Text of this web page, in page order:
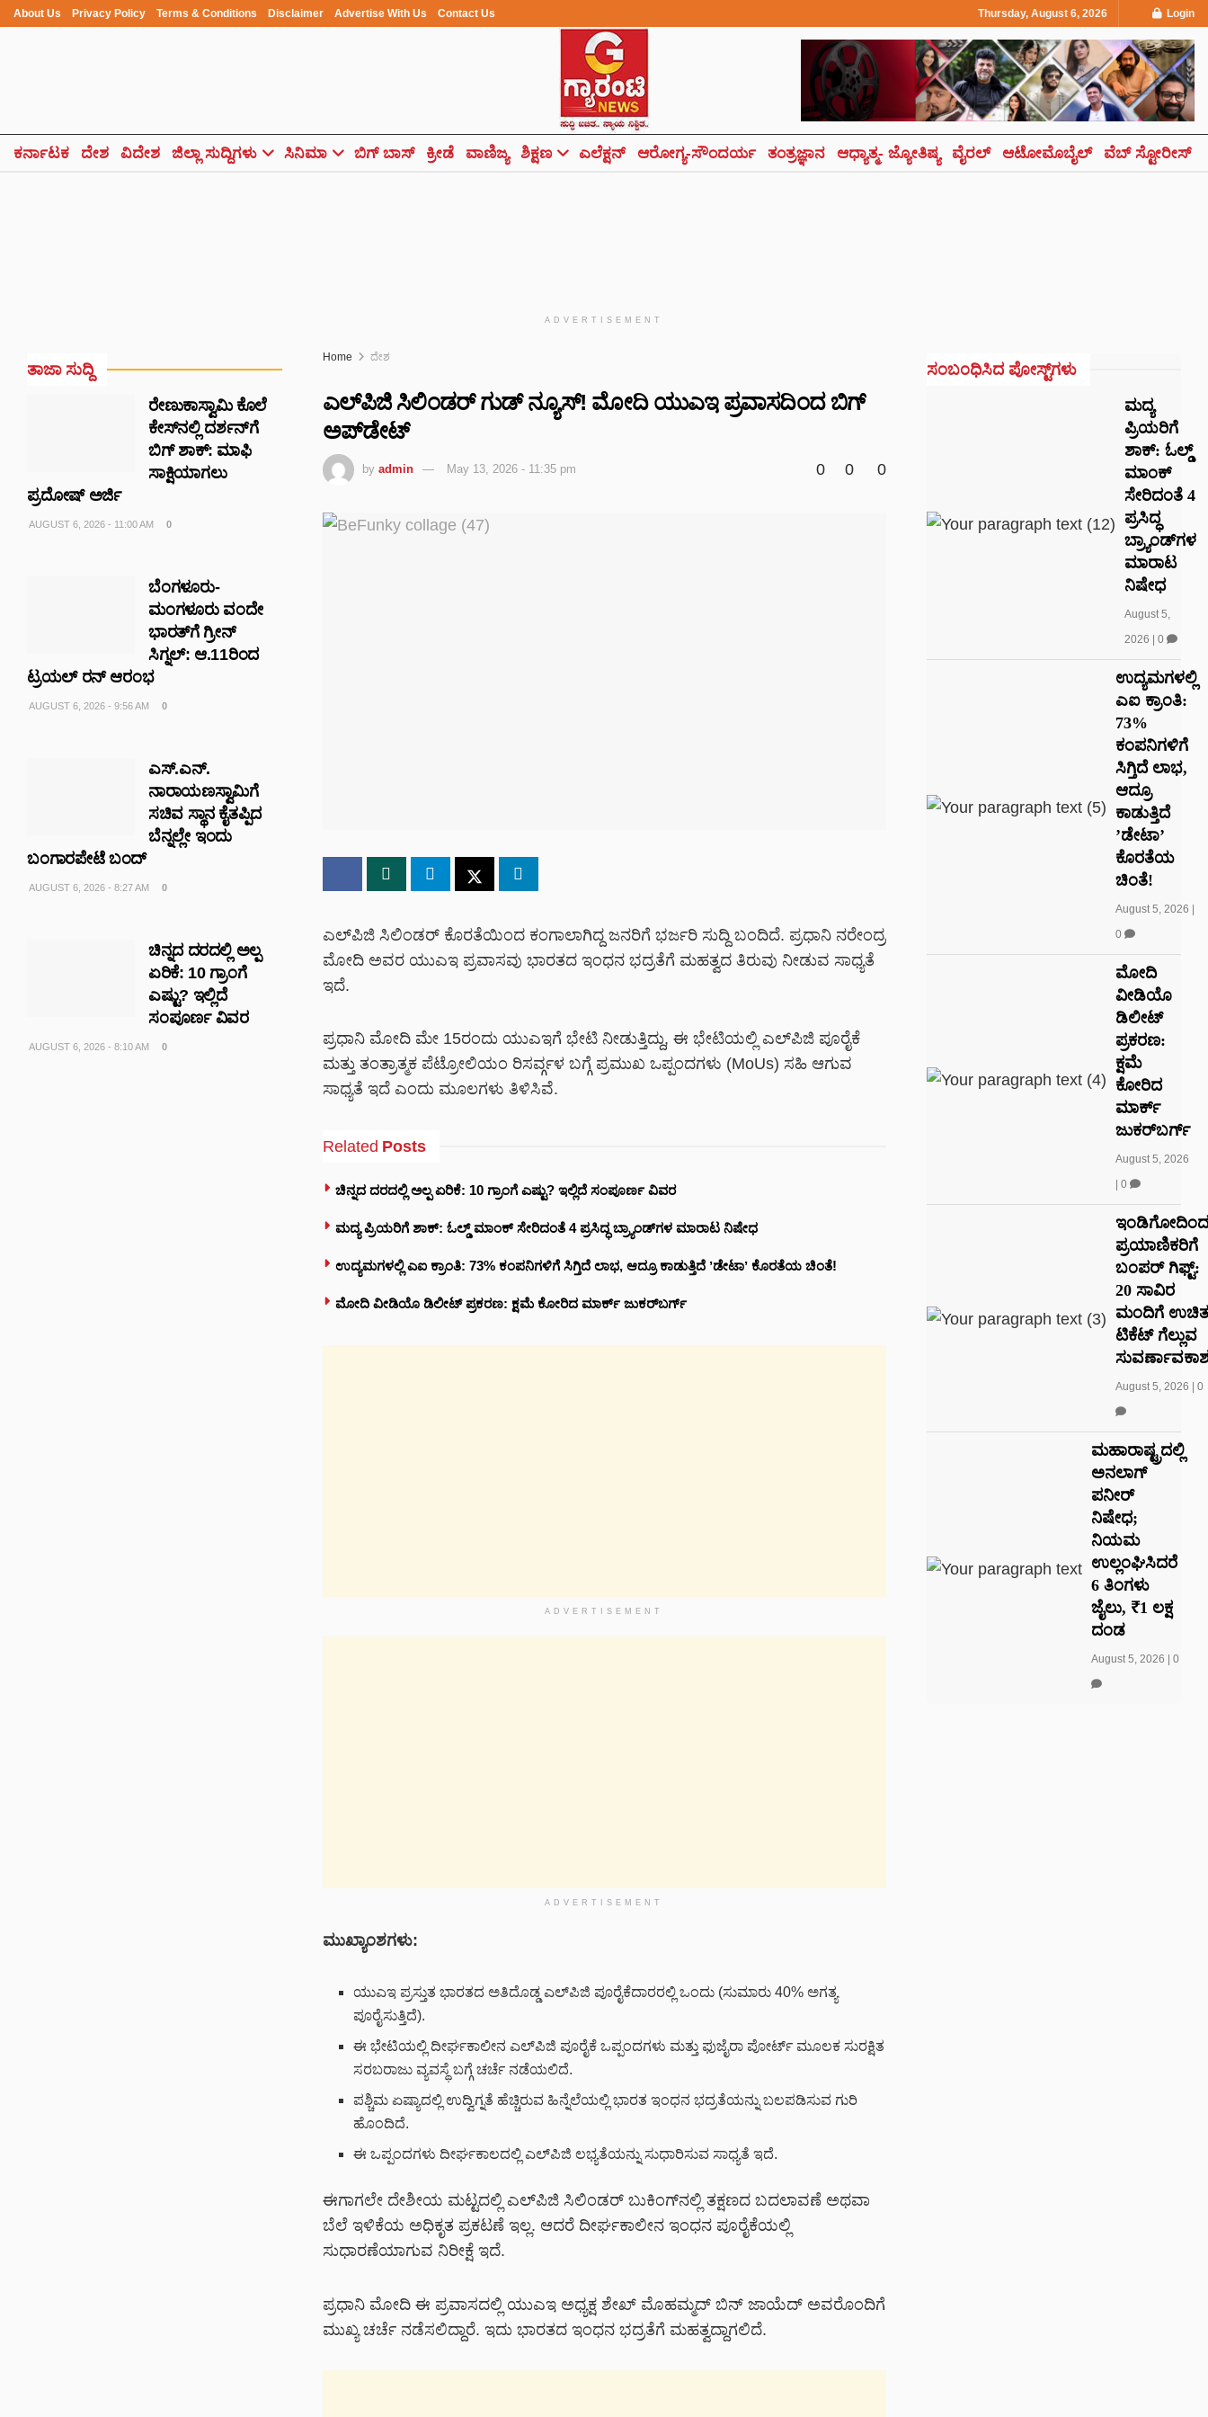
About Us Privacy Policy Terms & Conditions Disclaimer Advertise With Us Contact Us Thursday, August 6, 2026 Login
ಕರ್ನಾಟಕ ದೇಶ ವಿದೇಶ ಜಿಲ್ಲಾ ಸುದ್ದಿಗಳು ಸಿನಿಮಾ ಬಿಗ್ ಬಾಸ್ ಕ್ರೀಡೆ ವಾಣಿಜ್ಯ ಶಿಕ್ಷಣ ಎಲೆಕ್ಷನ್ ಆರೋಗ್ಯ-ಸೌಂದರ್ಯ ತಂತ್ರಜ್ಞಾನ ಆಧ್ಯಾತ್ಮ- ಜ್ಯೋತಿಷ್ಯ ವೈರಲ್ ಆಟೋಮೊಬೈಲ್ ವೆಬ್ ಸ್ಟೋರೀಸ್
ADVERTISEMENT
Home ದೇಶ
ಎಲ್‌ಪಿಜಿ ಸಿಲಿಂಡರ್‌ ಗುಡ್ ನ್ಯೂಸ್! ಮೋದಿ ಯುಎಇ ಪ್ರವಾಸದಿಂದ ಬಿಗ್
ಅಪ್‌ಡೇಟ್
by admin May 13, 2026 - 11:35 pm 0 0 0
ಎಲ್‌ಪಿಜಿ ಸಿಲಿಂಡರ್ ಕೊರತೆಯಿಂದ ಕಂಗಾಲಾಗಿದ್ದ ಜನರಿಗೆ ಭರ್ಜರಿ ಸುದ್ದಿ ಬಂದಿದೆ. ಪ್ರಧಾನಿ ನರೇಂದ್ರ
ಮೋದಿ ಅವರ ಯುಎಇ ಪ್ರವಾಸವು ಭಾರತದ ಇಂಧನ ಭದ್ರತೆಗೆ ಮಹತ್ವದ ತಿರುವು ನೀಡುವ ಸಾಧ್ಯತೆ
ಇದೆ.
ಪ್ರಧಾನಿ ಮೋದಿ ಮೇ 15ರಂದು ಯುಎಇಗೆ ಭೇಟಿ ನೀಡುತ್ತಿದ್ದು, ಈ ಭೇಟಿಯಲ್ಲಿ ಎಲ್‌ಪಿಜಿ ಪೂರೈಕೆ
ಮತ್ತು ತಂತ್ರಾತ್ಮಕ ಪೆಟ್ರೋಲಿಯಂ ರಿಸರ್ವ್ಗಳ ಬಗ್ಗೆ ಪ್ರಮುಖ ಒಪ್ಪಂದಗಳು (MoUs) ಸಹಿ ಆಗುವ
ಸಾಧ್ಯತೆ ಇದೆ ಎಂದು ಮೂಲಗಳು ತಿಳಿಸಿವೆ.
Related Posts
ಚಿನ್ನದ ದರದಲ್ಲಿ ಅಲ್ಪ ಏರಿಕೆ: 10 ಗ್ರಾಂಗೆ ಎಷ್ಟು? ಇಲ್ಲಿದೆ ಸಂಪೂರ್ಣ ವಿವರ
ಮದ್ಯ ಪ್ರಿಯರಿಗೆ ಶಾಕ್: ಓಲ್ಡ್ ಮಾಂಕ್ ಸೇರಿದಂತೆ 4 ಪ್ರಸಿದ್ಧ ಬ್ರ್ಯಾಂಡ್‌ಗಳ ಮಾರಾಟ ನಿಷೇಧ
ಉದ್ಯಮಗಳಲ್ಲಿ ಎಐ ಕ್ರಾಂತಿ: 73% ಕಂಪನಿಗಳಿಗೆ ಸಿಗ್ತಿದೆ ಲಾಭ, ಆದ್ರೂ ಕಾಡುತ್ತಿದೆ ʼಡೇಟಾʼ ಕೊರತೆಯ ಚಿಂತೆ!
ಮೋದಿ ವೀಡಿಯೊ ಡಿಲೀಟ್ ಪ್ರಕರಣ: ಕ್ಷಮೆ ಕೋರಿದ ಮಾರ್ಕ್ ಜುಕರ್‌ಬರ್ಗ್
ADVERTISEMENT
ADVERTISEMENT
ಮುಖ್ಯಾಂಶಗಳು:
ಯುಎಇ ಪ್ರಸ್ತುತ ಭಾರತದ ಅತಿದೊಡ್ಡ ಎಲ್‌ಪಿಜಿ ಪೂರೈಕೆದಾರರಲ್ಲಿ ಒಂದು (ಸುಮಾರು 40% ಅಗತ್ಯ
ಪೂರೈಸುತ್ತಿದೆ).
ಈ ಭೇಟಿಯಲ್ಲಿ ದೀರ್ಘಕಾಲೀನ ಎಲ್‌ಪಿಜಿ ಪೂರೈಕೆ ಒಪ್ಪಂದಗಳು ಮತ್ತು ಫುಜೈರಾ ಪೋರ್ಟ್ ಮೂಲಕ ಸುರಕ್ಷಿತ
ಸರಬರಾಜು ವ್ಯವಸ್ಥೆ ಬಗ್ಗೆ ಚರ್ಚೆ ನಡೆಯಲಿದೆ.
ಪಶ್ಚಿಮ ಏಷ್ಯಾದಲ್ಲಿ ಉದ್ವಿಗ್ನತೆ ಹೆಚ್ಚಿರುವ ಹಿನ್ನೆಲೆಯಲ್ಲಿ ಭಾರತ ಇಂಧನ ಭದ್ರತೆಯನ್ನು ಬಲಪಡಿಸುವ ಗುರಿ
ಹೊಂದಿದೆ.
ಈ ಒಪ್ಪಂದಗಳು ದೀರ್ಘಕಾಲದಲ್ಲಿ ಎಲ್‌ಪಿಜಿ ಲಭ್ಯತೆಯನ್ನು ಸುಧಾರಿಸುವ ಸಾಧ್ಯತೆ ಇದೆ.
ಈಗಾಗಲೇ ದೇಶೀಯ ಮಟ್ಟದಲ್ಲಿ ಎಲ್‌ಪಿಜಿ ಸಿಲಿಂಡರ್ ಬುಕಿಂಗ್‌ನಲ್ಲಿ ತಕ್ಷಣದ ಬದಲಾವಣೆ ಅಥವಾ
ಬೆಲೆ ಇಳಿಕೆಯ ಅಧಿಕೃತ ಪ್ರಕಟಣೆ ಇಲ್ಲ. ಆದರೆ ದೀರ್ಘಕಾಲೀನ ಇಂಧನ ಪೂರೈಕೆಯಲ್ಲಿ
ಸುಧಾರಣೆಯಾಗುವ ನಿರೀಕ್ಷೆ ಇದೆ.
ಪ್ರಧಾನಿ ಮೋದಿ ಈ ಪ್ರವಾಸದಲ್ಲಿ ಯುಎಇ ಅಧ್ಯಕ್ಷ ಶೇಖ್ ಮೊಹಮ್ಮದ್ ಬಿನ್ ಜಾಯೆದ್ ಅವರೊಂದಿಗೆ
ಮುಖ್ಯ ಚರ್ಚೆ ನಡೆಸಲಿದ್ದಾರೆ. ಇದು ಭಾರತದ ಇಂಧನ ಭದ್ರತೆಗೆ ಮಹತ್ವದ್ದಾಗಲಿದೆ.
ತಾಜಾ ಸುದ್ದಿ
ರೇಣುಕಾಸ್ವಾಮಿ ಕೊಲೆ
ಕೇಸ್‌ನಲ್ಲಿ ದರ್ಶನ್‌ಗೆ
ಬಿಗ್ ಶಾಕ್: ಮಾಫಿ
ಸಾಕ್ಷಿಯಾಗಲು
ಪ್ರದೋಷ್ ಅರ್ಜಿ
AUGUST 6, 2026 - 11:00 AM 0
ಬೆಂಗಳೂರು-
ಮಂಗಳೂರು ವಂದೇ
ಭಾರತ್‌ಗೆ ಗ್ರೀನ್
ಸಿಗ್ನಲ್: ಆ.11ರಿಂದ
ಟ್ರಯಲ್ ರನ್ ಆರಂಭ
AUGUST 6, 2026 - 9:56 AM 0
ಎಸ್.ಎನ್.
ನಾರಾಯಣಸ್ವಾಮಿಗೆ
ಸಚಿವ ಸ್ಥಾನ ಕೈತಪ್ಪಿದ
ಬೆನ್ನಲ್ಲೇ ಇಂದು
ಬಂಗಾರಪೇಟೆ ಬಂದ್
AUGUST 6, 2026 - 8:27 AM 0
ಚಿನ್ನದ ದರದಲ್ಲಿ ಅಲ್ಪ
ಏರಿಕೆ: 10 ಗ್ರಾಂಗೆ
ಎಷ್ಟು? ಇಲ್ಲಿದೆ
ಸಂಪೂರ್ಣ ವಿವರ
AUGUST 6, 2026 - 8:10 AM 0
ಸಂಬಂಧಿಸಿದ ಪೋಸ್ಟ್‌ಗಳು
ಮದ್ಯ
ಪ್ರಿಯರಿಗೆ
ಶಾಕ್: ಓಲ್ಡ್
ಮಾಂಕ್
ಸೇರಿದಂತೆ 4
ಪ್ರಸಿದ್ಧ
ಬ್ರ್ಯಾಂಡ್‌ಗಳ
ಮಾರಾಟ
ನಿಷೇಧ
August 5,
2026
0
ಉದ್ಯಮಗಳಲ್ಲಿ
ಎಐ ಕ್ರಾಂತಿ:
73%
ಕಂಪನಿಗಳಿಗೆ
ಸಿಗ್ತಿದೆ ಲಾಭ,
ಆದ್ರೂ
ಕಾಡುತ್ತಿದೆ
ʼಡೇಟಾʼ
ಕೊರತೆಯ
ಚಿಂತೆ!
August 5, 2026
0
ಮೋದಿ
ವೀಡಿಯೊ
ಡಿಲೀಟ್
ಪ್ರಕರಣ:
ಕ್ಷಮೆ
ಕೋರಿದ
ಮಾರ್ಕ್
ಜುಕರ್‌ಬರ್ಗ್
August 5, 2026
0
ಇಂಡಿಗೋದಿಂದ
ಪ್ರಯಾಣಿಕರಿಗೆ
ಬಂಪರ್ ಗಿಫ್ಟ್:
20 ಸಾವಿರ
ಮಂದಿಗೆ ಉಚಿತ
ಟಿಕೆಟ್ ಗೆಲ್ಲುವ
August 5, 2026 0
ಮಹಾರಾಷ್ಟ್ರದಲ್ಲಿ
ಅನಲಾಗ್
ಪನೀರ್
ನಿಷೇಧ;
ನಿಯಮ
ಉಲ್ಲಂಘಿಸಿದರೆ
6 ತಿಂಗಳು
ಜೈಲು, ₹1 ಲಕ್ಷ
ದಂಡ
August 5, 2026 0